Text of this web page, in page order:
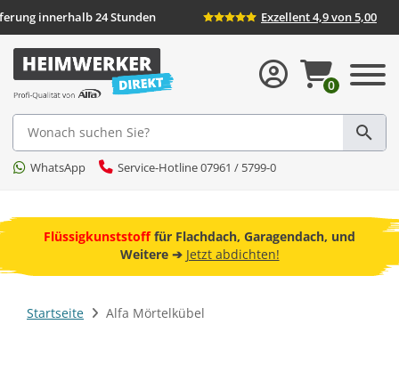
innerhalb 24 Stunden Exzellent 4,9 von 5,00
Suche
WhatsApp Service-Hotline 07961 / 5799-0
0
Flüssigkunststofffür Flachdach, Garagendach, und
Weitere ➔ Jetzt abdichten!
Startseite Alfa Mörtelkübel